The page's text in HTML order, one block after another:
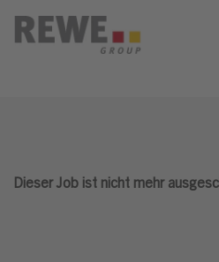
Dieser Job ist nicht mehr